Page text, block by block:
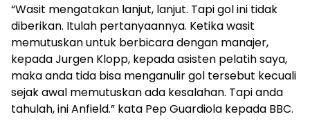
“Wasit mengatakan lanjut, lanjut. Tapi gol ini tidak
diberikan. Itulah pertanyaannya. Ketika wasit
memutuskan untuk berbicara dengan manajer,
kepada Jurgen Klopp, kepada asisten pelatih saya,
maka anda tida bisa menganulir gol tersebut kecuali
sejak awal memutuskan ada kesalahan. Tapi anda
tahulah, ini Anfield.” kata Pep Guardiola kepada BBC.